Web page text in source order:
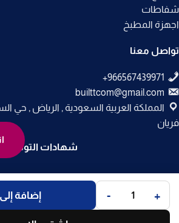
شفاطات
اجهزة المطبخ
تواصل معنا
builttcom@gmail.com
المملكة العربية السعودية , الرياض , حي
فريان
شهادات التوثيق
جميع الحقوق محفوظة لـمتجر
تم التطوير بواسطةTimes +
- إضافة